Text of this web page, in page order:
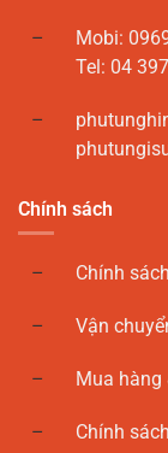
Mobi:
Tel: 04
Chính sách
Chính
Vận
Mua hàng
Chính